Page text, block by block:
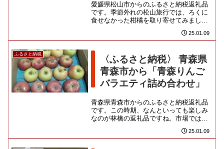
愛媛県松山市からのふるさと納税返礼品
です。季節外れの松山旅行では、ろくに
食せなかった柑橘を取り寄せてみました
よ。訳あり 愛果28号の2kg箱。「フレッ
25.01.09
ふるさと納税
〈ふるさと納税〉 青森県
青森市から「青森りんご
バラエティ詰め合わせ」
青森県青森市からのふるさと納税返礼品
です。この時期、なんといっても楽しみ
なのが林檎の返礼品ですね。市場では、
ド定番たる、ふじの他にも、いくつかの
品種を見るようになりましたが... 25.01.09